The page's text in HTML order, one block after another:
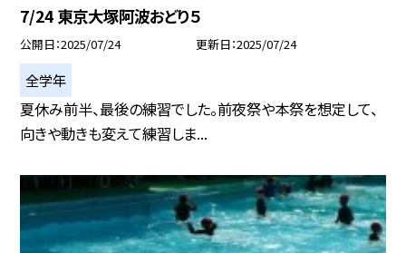
7/24 東京大塚阿波おどり５
公開日 2025/07/24 更新日 2025/07/24
全学年
夏休み前半、最後の練習でした。前夜祭や本祭を想定して、
向きや動きも変えて練習しま...